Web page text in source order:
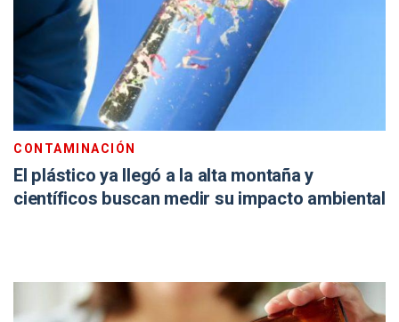
CONTAMINACIÓN
El plástico ya llegó a la alta montaña y
científicos buscan medir su impacto ambiental